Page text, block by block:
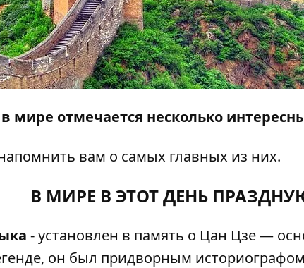
мире отмечается несколько
вам о самых главных из них.
В МИРЕ В ЭТОТ ДЕНЬ
- установлен в память о Цан Цзе —
он был придворным